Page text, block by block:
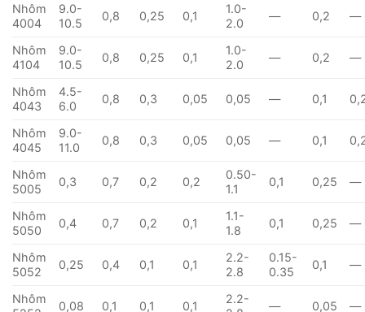
Nhôm
4004
9.0-
10.5
0,8 0,25 0,1
1.0-
2.0
— 0,2 —
Nhôm
4104
9.0-
10.5
0,8 0,25 0,1
1.0-
2.0
— 0,2 —
Nhôm
4043
4.5-
6.0
0,8 0,3 0,05 0,05 — 0,1
Nhôm
4045
9.0-
11.0
0,8 0,3 0,05 0,05 — 0,1
Nhôm
5005
0,3 0,7 0,2 0,2
0.50-
1.1
0,1 0,25 —
Nhôm
5050
0,4 0,7 0,2 0,1
1.1-
1.8
0,1 0,25 —
Nhôm
5052
0,25 0,4 0,1 0,1
2.2-
2.8
0.15-
0.35
0,1 —
Nhôm
0,08 0,1 0,1 0,1
2.2-
— 0,05 —